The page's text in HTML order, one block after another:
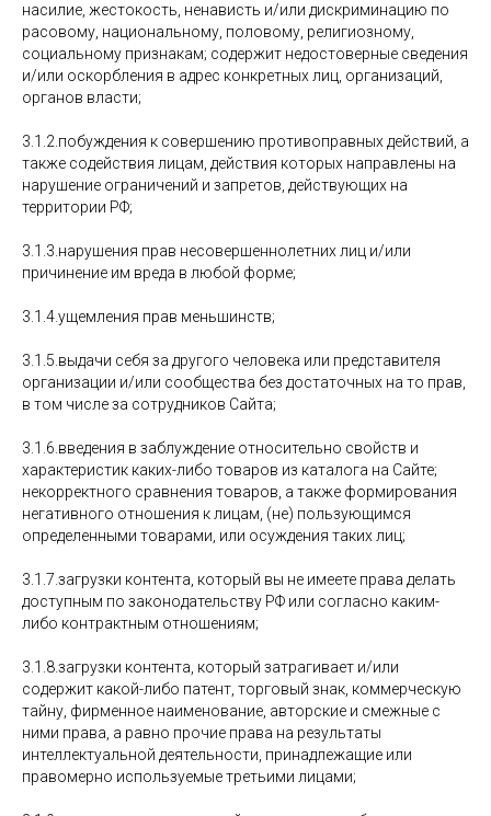
насилие, жестокость, ненависть и/или дискриминацию по
расовому, национальному, половому, религиозному,
социальному признакам; содержит недостоверные сведения
и/или оскорбления в адрес конкретных лиц, организаций,
органов власти;
3.1.2.побуждения к совершению противоправных действий, а
также содействия лицам, действия которых направлены на
нарушение ограничений и запретов, действующих на
территории РФ;
3.1.3.нарушения прав несовершеннолетних лиц и/или
причинение им вреда в любой форме;
3.1.4.ущемления прав меньшинств;
3.1.5.выдачи себя за другого человека или представителя
организации и/или сообщества без достаточных на то прав,
в том числе за сотрудников Сайта;
3.1.6.введения в заблуждение относительно свойств и
характеристик каких-либо товаров из каталога на Сайте;
некорректного сравнения товаров, а также формирования
негативного отношения к лицам, (не) пользующимся
определенными товарами, или осуждения таких лиц;
3.1.7.загрузки контента, который вы не имеете права делать
доступным по законодательству РФ или согласно каким-
либо контрактным отношениям;
3.1.8.загрузки контента, который затрагивает и/или
содержит какой-либо патент, торговый знак, коммерческую
тайну, фирменное наименование, авторские и смежные с
ними права, а равно прочие права на результаты
интеллектуальной деятельности, принадлежащие или
правомерно используемые третьими лицами;